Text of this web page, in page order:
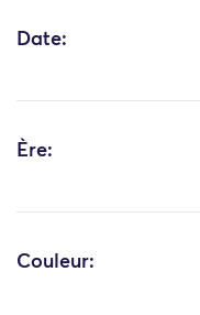
Date:
Ère:
Couleur: